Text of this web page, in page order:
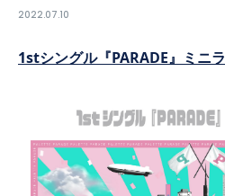
2022.07.10
1stシングル『PARADE』ミニ